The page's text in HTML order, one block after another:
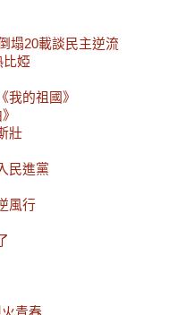
塌20載談民主逆流
比婭
的祖國》
壯
民進黨
風行